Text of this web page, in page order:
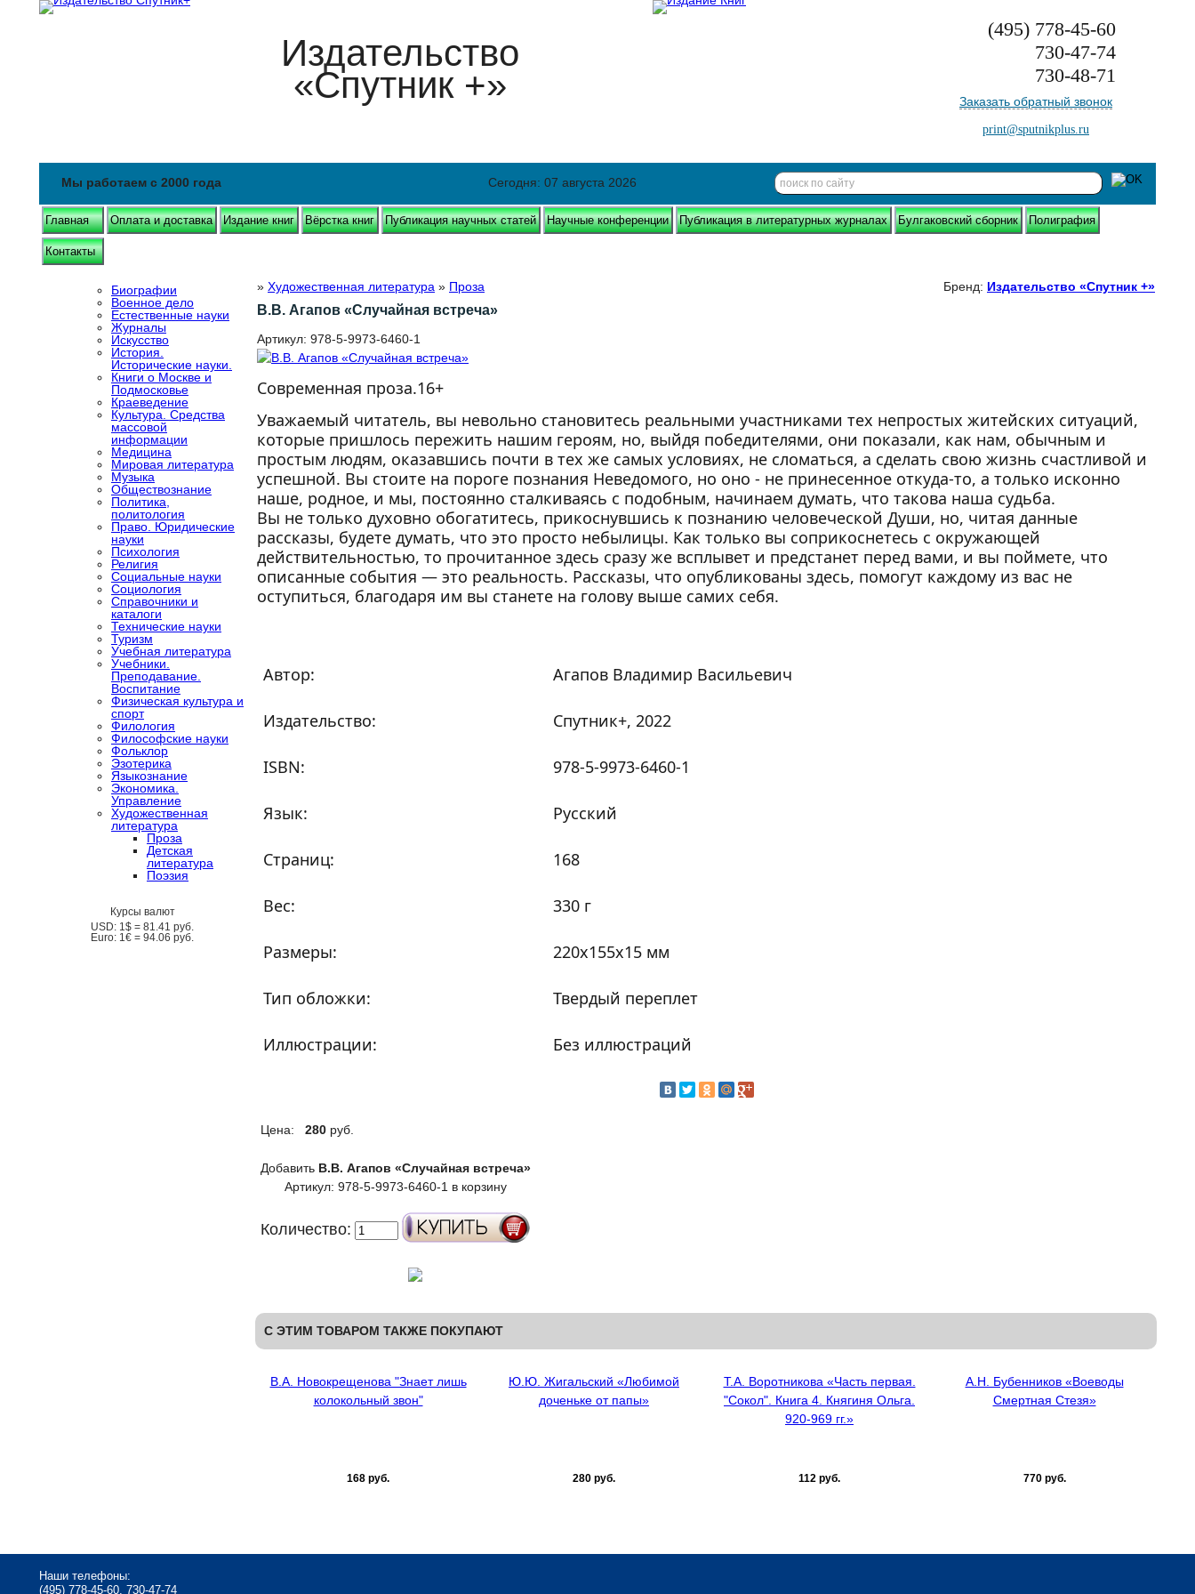
Издательство
«Спутник +»
(495) 778-45-60
730-47-74
730-48-71
Заказать обратный звонок
print@sputnikplus.ru
Мы работаем с 2000 года Сегодня: 07 августа 2026
Главная Оплата и доставка Издание книг Вёрстка книг Публикация научных статей Научные конференции Публикация в литературных журналах Булгаковский сборник Полиграфия
Контакты
» Художественная литература » Проза Бренд: Издательство «Спутник +»
В.В. Агапов «Случайная встреча»
Артикул: 978-5-9973-6460-1
Современная проза.16+
Уважаемый читатель, вы невольно становитесь реальными участниками тех непростых житейских ситуаций,
которые пришлось пережить нашим героям, но, выйдя победителями, они показали, как нам, обычным и
простым людям, оказавшись почти в тех же самых условиях, не сломаться, а сделать свою жизнь счастливой и
успешной. Вы стоите на пороге познания Неведомого, но оно - не принесенное откуда-то, а только исконно
наше, родное, и мы, постоянно сталкиваясь с подобным, начинаем думать, что такова наша судьба.
Вы не только духовно обогатитесь, прикоснувшись к познанию человеческой Души, но, читая данные
рассказы, будете думать, что это просто небылицы. Как только вы соприкоснетесь с окружающей
действительностью, то прочитанное здесь сразу же всплывет и предстанет перед вами, и вы поймете, что
описанные события — это реальность. Рассказы, что опубликованы здесь, помогут каждому из вас не
оступиться, благодаря им вы станете на голову выше самих себя.
Автор: Агапов Владимир Васильевич
Издательство: Спутник+, 2022
ISBN: 978-5-9973-6460-1
Язык: Русский
Страниц: 168
Вес: 330 г
Размеры: 220x155x15 мм
Тип обложки: Твердый переплет
Иллюстрации: Без иллюстраций
Цена: 280 руб.
Добавить В.В. Агапов «Случайная встреча»
Артикул: 978-5-9973-6460-1 в корзину
Количество:
С ЭТИМ ТОВАРОМ ТАКЖЕ ПОКУПАЮТ
В.А. Новокрещенова "Знает лишь
колокольный звон"
168 руб.
Ю.Ю. Жигальский «Любимой
доченьке от папы»
280 руб.
Т.А. Воротникова «Часть первая.
"Сокол". Книга 4. Княгиня Ольга.
920-969 гг.»
112 руб.
А.Н. Бубенников «Воеводы
Смертная Стезя»
770 руб.
Биографии
Военное дело
Естественные науки
Журналы
Искусство
История.
Исторические науки.
Книги о Москве и
Подмосковье
Краеведение
Культура. Средства
массовой
информации
Медицина
Мировая литература
Музыка
Обществознание
Политика,
политология
Право. Юридические
науки
Психология
Религия
Социальные науки
Социология
Справочники и
каталоги
Технические науки
Туризм
Учебная литература
Учебники.
Преподавание.
Воспитание
Физическая культура и
спорт
Филология
Философские науки
Фольклор
Эзотерика
Языкознание
Экономика.
Управление
Художественная
литература
Проза
Детская
литература
Поэзия
Курсы валют
USD: 1$ = 81.41 руб.
Euro: 1€ = 94.06 руб.
Наши телефоны:
(495) 778-45-60, 730-47-74